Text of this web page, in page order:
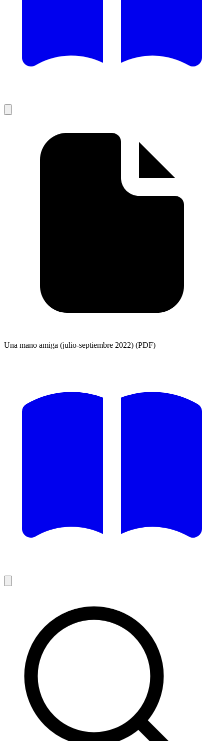
Una mano amiga (julio-septiembre 2022) (PDF)